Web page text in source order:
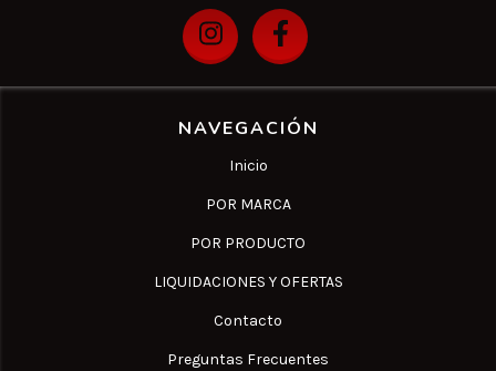
NAVEGACIÓN
Inicio
POR MARCA
POR PRODUCTO
LIQUIDACIONES Y OFERTAS
Contacto
Preguntas Frecuentes